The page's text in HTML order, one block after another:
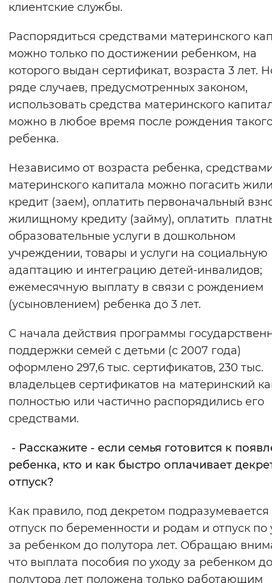
клиентские службы.
Распорядиться средствами материнского
можно только по достижении ребенком, на
которого выдан сертификат, возраста 3 лет.
ряде случаев, предусмотренных законом,
использовать средства материнского
можно в любое время после рождения
ребенка.
Независимо от возраста ребенка,
материнского капитала можно погасить
кредит (заем), оплатить первоначальный
жилищному кредиту (займу), оплатить
образовательные услуги в дошкольном
учреждении, товары и услуги на социальную
адаптацию и интеграцию детей-инвалидов;
ежемесячную выплату в связи с рождением
(усыновлением) ребенка до 3 лет.
С начала действия программы
поддержки семей с детьми (с 2007 года)
оформлено 297,6 тыс. сертификатов, 230 тыс.
владельцев сертификатов на материнский
полностью или частично распорядились его
средствами.
- Расскажите - если семья готовится к
ребенка, кто и как быстро оплачивает
отпуск?
Как правило, под декретом подразумевается
отпуск по беременности и родам и отпуск по
за ребенком до полутора лет. Обращаю
что выплата пособия по уходу за ребенком до
полутора лет положена только работающим